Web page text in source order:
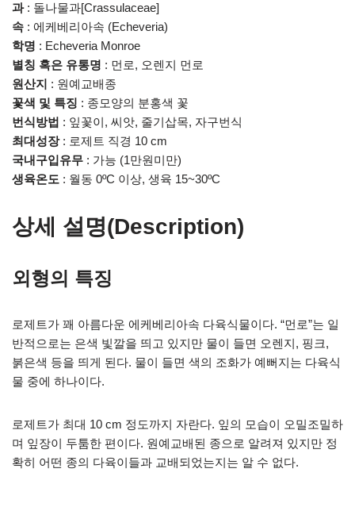
과: 돌나물과[Crassulaceae]
속 : 에케베리아속 (Echeveria)
학명 : Echeveria Monroe
별칭 혹은 유통명 : 먼로, 오렌지 먼로
원산지 : 원예교배종
꽃색 및 특징 : 종모양의 분홍색 꽃
번식방법 : 잎꽃이, 씨앗, 줄기삽목, 자구번식
최대성장: 로제트 직경 10 cm
국내구입유무 : 가능 (1만원미만)
생육온도 : 월동 0ºC 이상, 생육 15~30ºC
상세 설명(Description)
외형의 특징
로제트가 꽤 아름다운 에케베리아속 다육식물이다. “먼로”는 일
반적으로는 은색 빛깔을 띄고 있지만 물이 들면 오렌지, 핑크,
붉은색 등을 띄게 된다. 물이 들면 색의 조화가 예뻐지는 다육식
물 중에 하나이다.
로제트가 최대 10 cm 정도까지 자란다. 잎의 모습이 오밀조밀하
며 잎장이 두툼한 편이다. 원예교배된 종으로 알려져 있지만 정
확히 어떤 종의 다육이들과 교배되었는지는 알 수 없다.